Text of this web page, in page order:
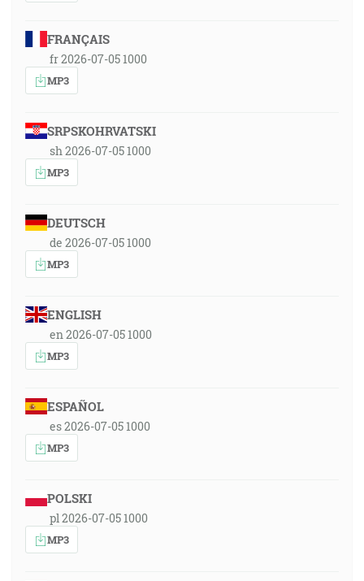
FRANÇAIS
fr 2026-07-05 1000
MP3
SRPSKOHRVATSKI
sh 2026-07-05 1000
MP3
DEUTSCH
de 2026-07-05 1000
MP3
ENGLISH
en 2026-07-05 1000
MP3
ESPAÑOL
es 2026-07-05 1000
MP3
POLSKI
pl 2026-07-05 1000
MP3